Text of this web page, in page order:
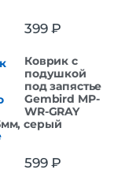
399₽
Коврик с
подушкой
под запястье
Gembird MP-
WR-GRAY
серый
599₽